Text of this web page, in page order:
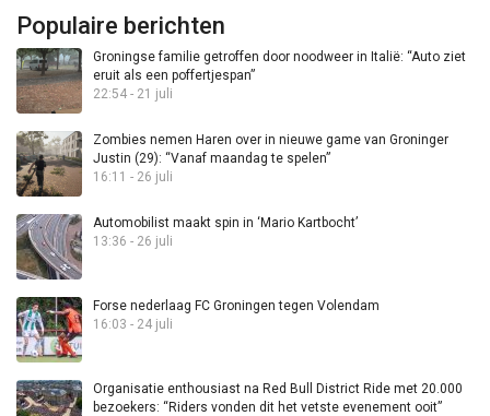
Populaire berichten
Groningse familie getroffen door noodweer in Italië: “Auto ziet
eruit als een poffertjespan”
22:54 - 21 juli
Zombies nemen Haren over in nieuwe game van Groninger
Justin (29): “Vanaf maandag te spelen”
16:11 - 26 juli
Automobilist maakt spin in ‘Mario Kartbocht’
13:36 - 26 juli
Forse nederlaag FC Groningen tegen Volendam
16:03 - 24 juli
Organisatie enthousiast na Red Bull District Ride met 20.000
bezoekers: “Riders vonden dit het vetste evenement ooit”